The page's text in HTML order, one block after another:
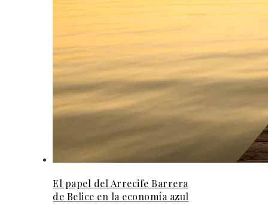
El papel del Arrecife Barrera
de Belice en la economía azul